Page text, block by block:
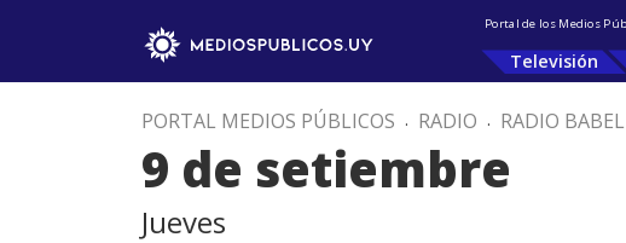
Portal de los Medios
Televisión
PORTAL MEDIOS PÚBLICOS . RADIO . RADIO BABEL
9 de setiembre
Jueves